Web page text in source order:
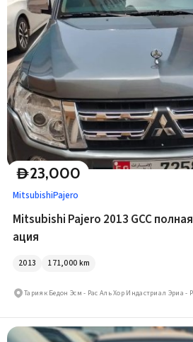
D23,000
MitsubishiPajero
Mitsubishi Pajero 2013 GCC
ация
2013 171,000 km